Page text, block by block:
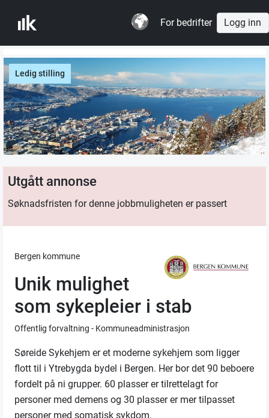
For bedrifter Logg inn
Ledig stilling
Utgått annonse
Søknadsfristen for denne jobbmuligheten er passert
Bergen kommune
Unik mulighet
som sykepleier i stab
Offentlig forvaltning - Kommuneadministrasjon
Søreide Sykehjem er et moderne sykehjem som ligger
flott til i Ytrebygda bydel i Bergen. Her bor det 90 beboere
fordelt på ni grupper. 60 plasser er tilrettelagt for
personer med demens og 30 plasser er mer tilpasset
personer med somatisk sykdom.